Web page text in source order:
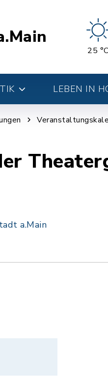
25 °C
LEBEN IN
a.Main